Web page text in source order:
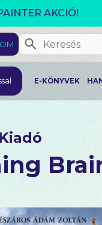
E-KÖNYVEK
Kiadó